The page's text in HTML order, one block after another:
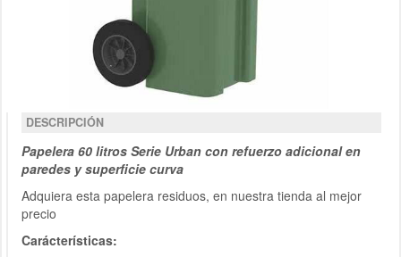
DESCRIPCIÓN
Papelera 60 litros Serie Urban con refuerzo adicional en
paredes y superficie curva
Adquiera esta papelera residuos, en nuestra tienda al mejor
precio
Carácterísticas: